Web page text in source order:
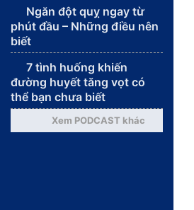
Ngăn đột quỵ ngay từ
phút đầu – Những điều nên
biết
7 tình huống khiến
đường huyết tăng vọt có
thể bạn chưa biết
Xem PODCAST khác